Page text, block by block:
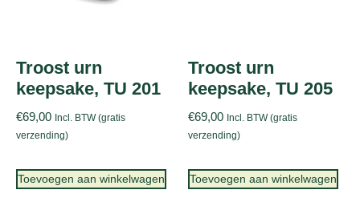
Troost urn
keepsake, TU 201
€69,00 Incl. BTW (gratis
verzending)
Toevoegen aan winkelwagen
Troost urn
keepsake, TU 205
€69,00 Incl. BTW (gratis
verzending)
Toevoegen aan winkelwagen